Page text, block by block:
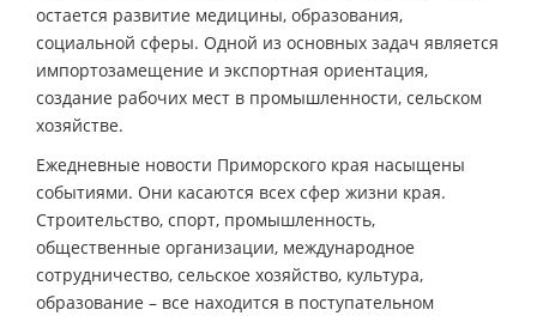
остается развитие медицины, образования,
социальной сферы. Одной из основных задач является
импортозамещение и экспортная ориентация,
создание рабочих мест в промышленности, сельском
хозяйстве.
Ежедневные новости Приморского края насыщены
событиями. Они касаются всех сфер жизни края.
Строительство, спорт, промышленность,
общественные организации, международное
сотрудничество, сельское хозяйство, культура,
образование – все находится в поступательном